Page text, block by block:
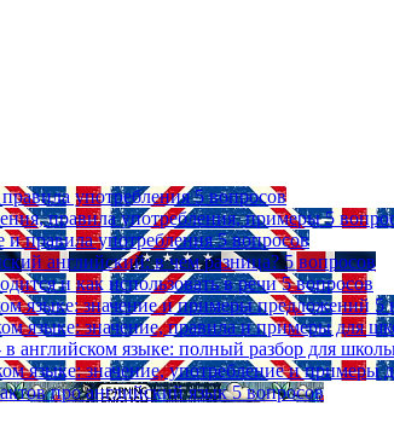
употребления 5 вопросов
правила употребления, примеры 5
и правила употребления 5 вопросов
английский: в чем разница? 5 вопросов
и как использовать в речи 5 вопросов
языке: значение и примеры предложений 5
языке: значение, правила и примеры для
английском языке: полный разбор для
языке: значение, употребление и примеры
про английский язык 5 вопросов